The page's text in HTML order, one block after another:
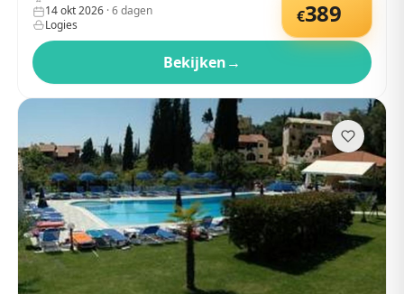
€389
14 okt 2026 ·6dagen
Logies
Bekijken→